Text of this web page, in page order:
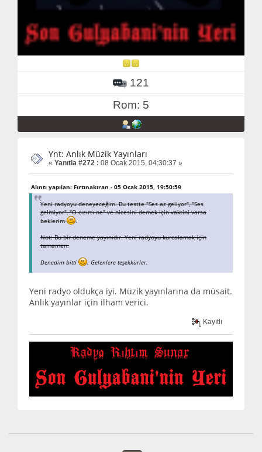
121
Rom: 5
Ynt: Anlık Müzik Yayınları
« Yanıtla #272 : 08 Ocak 2015, 04:30:37 »
Alıntı yapılan: Fırtınakıran - 05 Ocak 2015, 19:50:59
Yeni radyoyu deneyeceğim. Bu testte "Ses az geliyor", "Ses
gelmiyor", "O cızırtı ne" ve nicesini demek için vaktini varsa
beklerim
.
Not: Bu bir deneme yayınıdır. Yeni radyoyu kurcalamak için
tamamen.
Denedim bitti . Gelenlere teşekkürler.
Yeni radyo oldukça iyi. Müzik yayınlarına da müsait.
Anlık yayınlar için ilham verici.
Kayıtlı